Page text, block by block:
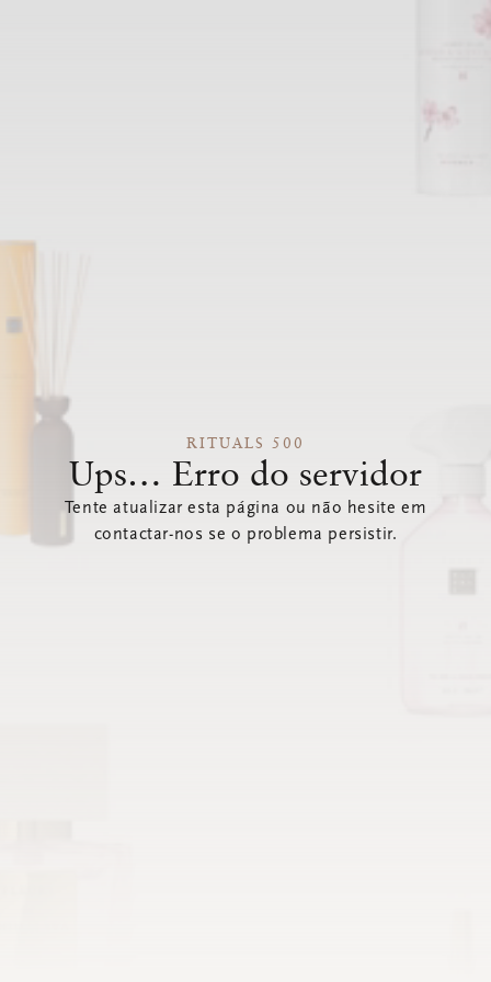
RITUALS 500
Ups… Erro do servidor
Tente atualizar esta página ou não hesite em
contactar-nos se o problema persistir.